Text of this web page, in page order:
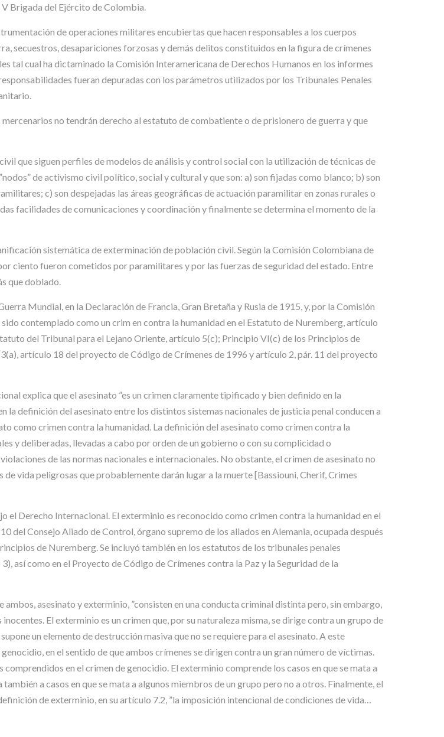
V Brigada del Ejército de Colombia.
de operaciones militares encubiertas que hacen responsables a los cuerpos
secuestros, desapariciones forzosas y demás delitos constituidos en la figura de crímenes
tal cual ha dictaminado la Comisión Interamericana de Derechos Humanos en los informes
fueran depuradas con los parámetros utilizados por los Tribunales Penales
no tendrán derecho al estatuto de combatiente o de prisionero de guerra y que
que siguen perfiles de modelos de análisis y control social con la utilización de técnicas de
de activismo civil político, social y cultural y que son: a) son fijadas como blanco; b) son
c) son despejadas las áreas geográficas de actuación paramilitar en zonas rurales o
facilidades de comunicaciones y coordinación y finalmente se determina el momento de la
sistemática de exterminación de población civil. Según la Comisión Colombiana de
ciento fueron cometidos por paramilitares y por las fuerzas de seguridad del estado. Entre
que doblado.
Mundial, en la Declaración de Francia, Gran Bretaña y Rusia de 1915, y, por la Comisión
contemplado como un crim en contra la humanidad en el Estatuto de Nuremberg, artículo
del Tribunal para el Lejano Oriente, artículo 5(c); Principio VI(c) de los Principios de
artículo 18 del proyecto de Código de Crímenes de 1996 y artículo 2, pár. 11 del proyecto
explica que el asesinato ”es un crimen claramente tipificado y bien definido en la
la definición del asesinato entre los distintos sistemas nacionales de justicia penal conducen a
como crimen contra la humanidad. La definición del asesinato como crimen contra la
y deliberadas, llevadas a cabo por orden de un gobierno o con su complicidad o
de las normas nacionales e internacionales. No obstante, el crimen de asesinato no
vida peligrosas que probablemente darán lugar a la muerte [Bassiouni, Cherif, Crimes
el Derecho Internacional. El exterminio es reconocido como crimen contra la humanidad en el
del Consejo Aliado de Control, órgano supremo de los aliados en Alemania, ocupada después
de Nuremberg. Se incluyó también en los estatutos de los tribunales penales
así como en el Proyecto de Código de Crímenes contra la Paz y la Seguridad de la
asesinato y exterminio, ”consisten en una conducta criminal distinta pero, sin embargo,
El exterminio es un crimen que, por su naturaleza misma, se dirige contra un grupo de
un elemento de destrucción masiva que no se requiere para el asesinato. A este
en el sentido de que ambos crímenes se dirigen contra un gran número de víctimas.
en el crimen de genocidio. El exterminio comprende los casos en que se mata a
a casos en que se mata a algunos miembros de un grupo pero no a otros. Finalmente, el
de exterminio, en su artículo 7.2, ”la imposición intencional de condiciones de vida…